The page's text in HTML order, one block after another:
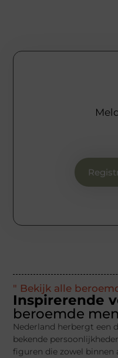
" Bekijk alle
Inspirerende
beroemde
Nederland herbergt een
bekende
figuren die zowel binnen